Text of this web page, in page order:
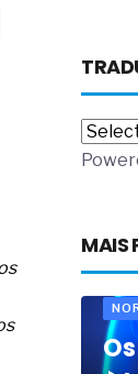
MAIS